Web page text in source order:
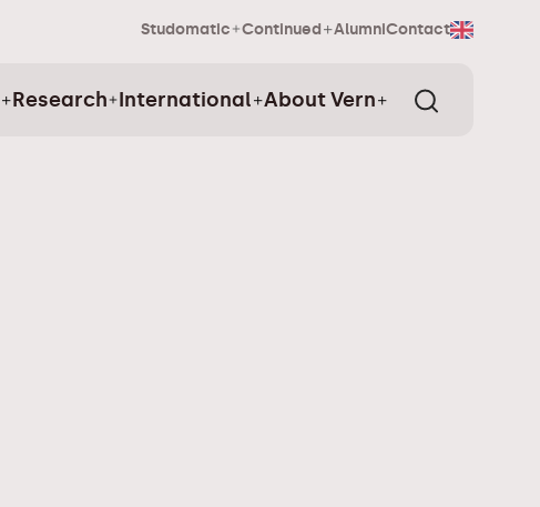
Studomatic Continued AlumniContact
Research International About Vern